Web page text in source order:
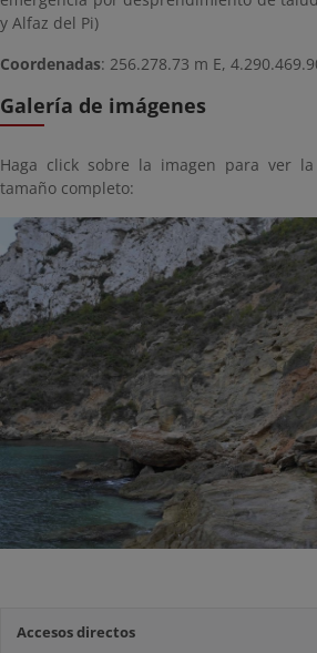
y Alfaz del Pi)
Coordenadas: 256.278.73 m E,
Galería de imágenes
Haga click sobre la imagen para ver
tamaño completo:
Accesos directos